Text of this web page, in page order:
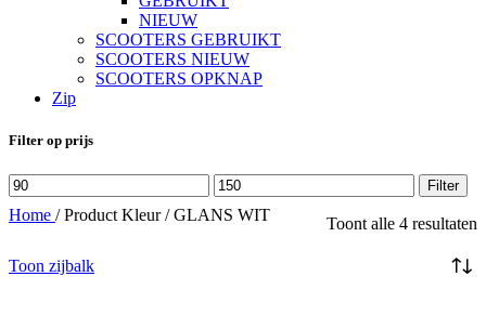
NIEUW
SCOOTERS GEBRUIKT
SCOOTERS NIEUW
SCOOTERS OPKNAP
Zip
Filter op prijs
Min.
prijs
Max.
prijs
Filter
Home / Product Kleur/ GLANS WIT Toont alle 4 resultaten
Toon zijbalk